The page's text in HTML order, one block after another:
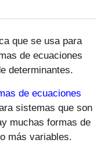
que se usa para
de ecuaciones
determinantes.
de ecuaciones
sistemas que son
muchas formas de
más variables.